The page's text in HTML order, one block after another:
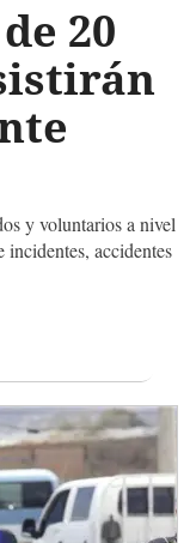
20
y voluntarios a nivel
accidentes